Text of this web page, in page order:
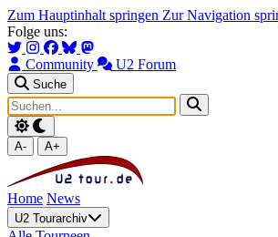
Zum Hauptinhalt springen Zur Navigation
Folge uns:
Community U2 Forum
Suche
A- A+
Home News
U2 Tourarchiv